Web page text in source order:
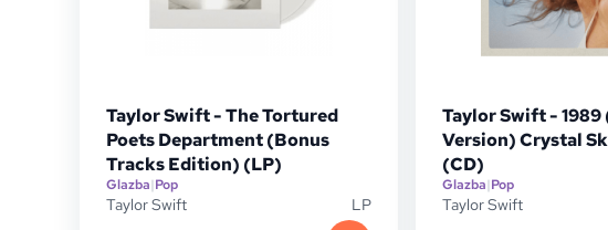
Taylor Swift - The Tortured
Poets Department (Bonus
Tracks Edition) (LP)
Glazba|Pop
Taylor Swift
LP
Taylor Swift - 1989
Version) Crystal
(CD)
Glazba|Pop
Taylor Swift